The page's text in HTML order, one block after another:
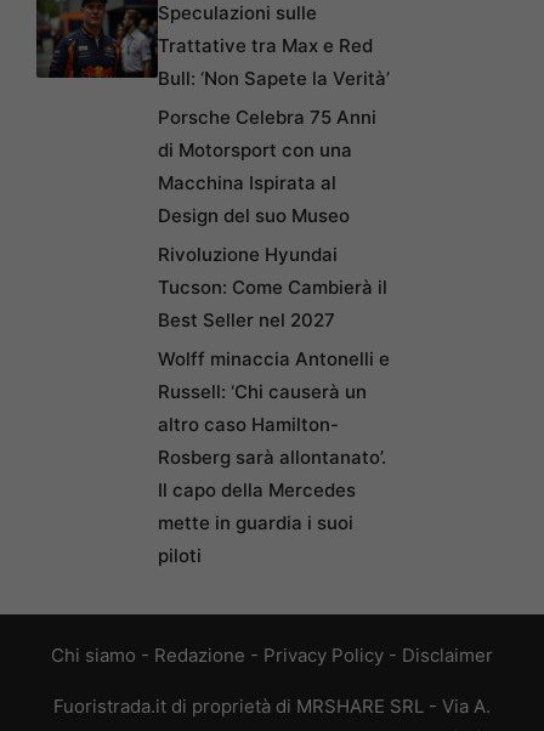
Speculazioni sulle
Trattative tra Max e Red
Bull: ‘Non Sapete la Verità’
Porsche Celebra 75 Anni
di Motorsport con una
Macchina Ispirata al
Design del suo Museo
Rivoluzione Hyundai
Tucson: Come Cambierà il
Best Seller nel 2027
Wolff minaccia Antonelli e
Russell: ‘Chi causerà un
altro caso Hamilton-
Rosberg sarà allontanato’.
Il capo della Mercedes
mette in guardia i suoi
piloti
Chi siamo - Redazione - Privacy Policy - Disclaimer
Fuoristrada.it di proprietà di MRSHARE SRL - Via A.